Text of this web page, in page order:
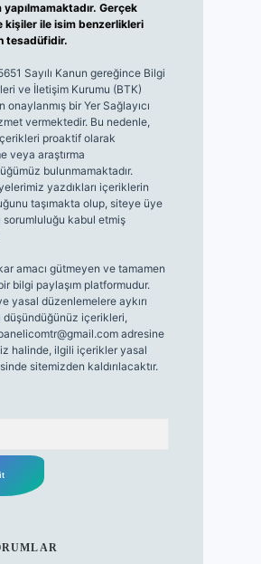
yapılmamaktadır. Gerçek
kişiler ile isim benzerlikleri
tesadüfidir.
Sayılı Kanun gereğince Bilgi
ve İletişim Kurumu (BTK)
onaylanmış bir Yer Sağlayıcı
vermektedir. Bu nedenle,
proaktif olarak
veya araştırma
bulunmamaktadır.
yazdıkları içeriklerin
taşımakta olup, siteye üye
sorumluluğu kabul etmiş
amacı gütmeyen ve tamamen
bilgi paylaşım platformudur.
yasal düzenlemelere aykırı
düşündüğünüz içerikleri,
adresine
halinde, ilgili içerikler yasal
sitemizden kaldırılacaktır.